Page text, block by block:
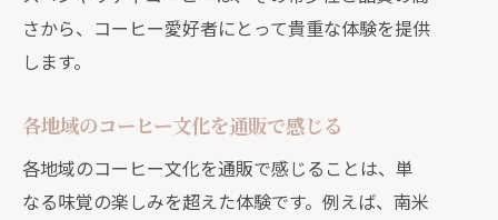
さから、コーヒー愛好者にとって貴重な体験を提供
します。
各地域のコーヒー文化を通販で感じる
各地域のコーヒー文化を通販で感じることは、単
なる味覚の楽しみを超えた体験です。例えば、南米